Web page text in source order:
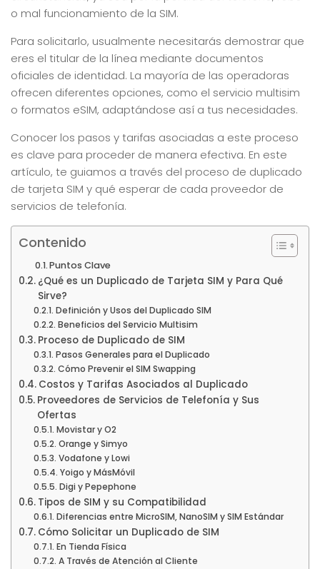
o mal funcionamiento de la SIM.
Para solicitarlo, usualmente necesitarás demostrar que
eres el titular de la línea mediante documentos
oficiales de identidad. La mayoría de las operadoras
ofrecen diferentes opciones, como el servicio multisim
o formatos eSIM, adaptándose así a tus necesidades.
Conocer los pasos y tarifas asociadas a este proceso
es clave para proceder de manera efectiva. En este
artículo, te guiamos a través del proceso de duplicado
de tarjeta SIM y qué esperar de cada proveedor de
servicios de telefonía.
Contenido
Puntos Clave
¿Qué es un Duplicado de Tarjeta SIM y Para Qué
Sirve?
Definición y Usos del Duplicado SIM
Beneficios del Servicio Multisim
Proceso de Duplicado de SIM
Pasos Generales para el Duplicado
Cómo Prevenir el SIM Swapping
Costos y Tarifas Asociados al Duplicado
Proveedores de Servicios de Telefonía y Sus
Ofertas
Movistar y O2
Orange y Simyo
Vodafone y Lowi
Yoigo y MásMóvil
Digi y Pepephone
Tipos de SIM y su Compatibilidad
Diferencias entre MicroSIM, NanoSIM y SIM Estándar
Cómo Solicitar un Duplicado de SIM
En Tienda Física
A Través de Atención al Cliente